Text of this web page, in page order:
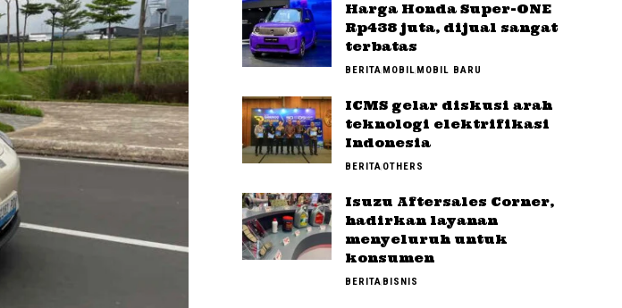
Harga Honda Super-ONE
Rp438 juta, dijual sangat
terbatas
BERITAMOBILMOBIL BARU
ICMS gelar diskusi arah
teknologi elektrifikasi
Indonesia
BERITAOTHERS
Isuzu Aftersales Corner,
hadirkan layanan
menyeluruh untuk
konsumen
BERITABISNIS